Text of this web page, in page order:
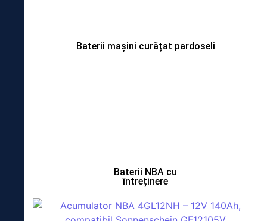
Baterii mașini curățat pardoseli
Baterii NBA cu
întreținere